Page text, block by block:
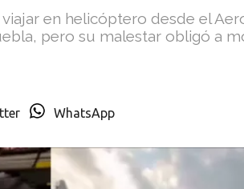
viajar en helicóptero desde el
pero su malestar obligó a
WhatsApp